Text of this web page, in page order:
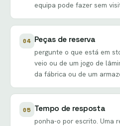
equipa pode fazer sem
04 Peças de reserva
pergunte o que está em
veio ou de um jogo de
da fábrica ou de um
05 Tempo de resposta
ponha-o por escrito. Uma